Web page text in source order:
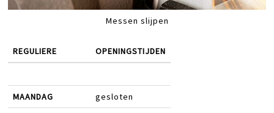
Messen slijpen
REGULIERE OPENINGSTIJDEN
MAANDAG gesloten